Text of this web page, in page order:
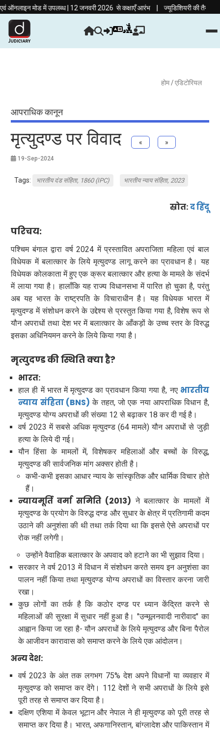
मोड में उपलब्ध | 12 जनवरी 2026 से कक्षाएँ आरंभ|ज्यूडिशियरी की तैयारी अब
होम/ एडिटोरियल
आपराधिक कानून
मृत्युदण्ड पर विवाद « »
19-Sep-2024
Tags: भारतीय दंड संहिता, 1860 (IPC) भारतीय न्याय संहिता, 2023
स्रोत:द हिंदू
परिचय:
पश्चिम बंगाल द्वारा वर्ष 2024 में प्रस्तावित अपराजिता महिला एवं बाल
विधेयक में बलात्कार के लिये मृत्युदण्ड लागू करने का प्रावधान है। यह
विधेयक कोलकाता में हुए एक क्रूर बलात्कार और हत्या के मामले के संदर्भ
में लाया गया है। हालाँकि यह राज्य विधानसभा में पारित हो चुका है, परंतु
अब यह भारत के राष्ट्रपति के विचाराधीन है। यह विधेयक भारत में
मृत्युदण्ड में संशोधन करने के उद्देश्य से प्रस्तुत किया गया है, विशेष रूप से
यौन अपराधों तथा देश भर में बलात्कार के आँकड़ों के उच्च स्तर के विरुद्ध
इसका अधिनियमन करने के लिये किया गया है।
मृत्युदण्ड की स्थिति क्या है?
भारत:
हाल ही में भारत में मृत्युदण्ड का प्रावधान किया गया है, नए भारतीय
न्याय संहिता (BNS) के तहत, जो एक नया आपराधिक विधान है,
मृत्युदण्ड योग्य अपराधों की संख्या 12 से बढ़ाकर 18 कर दी गई है।
वर्ष 2023 में सबसे अधिक मृत्युदण्ड (64 मामले) यौन अपराधों से जुड़ी
हत्या के लिये दी गई।
यौन हिंसा के मामलों में, विशेषकर महिलाओं और बच्चों के विरुद्ध,
मृत्युदण्ड की सार्वजनिक मांग अक्सर होती है।
कभी-कभी इसका आधार न्याय के सांस्कृतिक और धार्मिक विचार होते
हैं।
न्यायमूर्ति वर्मा समिति (2013) ने बलात्कार के मामलों में
मृत्युदण्ड के प्रयोग के विरुद्ध दण्ड और सुधार के क्षेत्र में प्रतिगामी कदम
उठाने की अनुशंसा की थी तथा तर्क दिया था कि इससे ऐसे अपराधों पर
रोक नहीं लगेगी।
उन्होंने वैवाहिक बलात्कार के अपवाद को हटाने का भी सुझाव दिया।
सरकार ने वर्ष 2013 में विधान में संशोधन करते समय इन अनुशंसा का
पालन नहीं किया तथा मृत्युदण्ड योग्य अपराधों का विस्तार करना जारी
रखा।
कुछ लोगों का तर्क है कि कठोर दण्ड पर ध्यान केंद्रित करने से
महिलाओं की सुरक्षा में सुधार नहीं हुआ है। "उन्मूलनवादी नारीवाद" का
आह्वान किया जा रहा है- यौन अपराधों के लिये मृत्युदण्ड और बिना पैरोल
के आजीवन कारावास को समाप्त करने के लिये एक आंदोलन।
अन्य देश:
वर्ष 2023 के अंत तक लगभग 75% देश अपने विधानों या व्यवहार में
मृत्युदण्ड को समाप्त कर देंगे। 112 देशों ने सभी अपराधों के लिये इसे
पूरी तरह से समाप्त कर दिया है।
दक्षिण एशिया में केवल भूटान और नेपाल ने ही मृत्युदण्ड को पूरी तरह से
समाप्त कर दिया है। भारत, अफगानिस्तान, बांग्लादेश और पाकिस्तान में